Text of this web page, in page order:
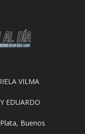
VILMA
EDUARDO
Buenos